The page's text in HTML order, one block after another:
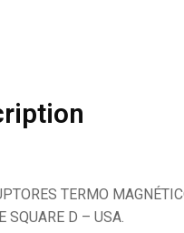
TERMO
SQUARE D – USA.